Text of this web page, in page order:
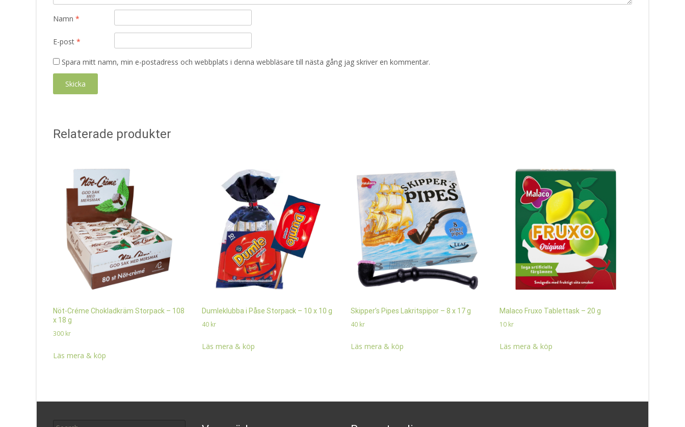
Namn *
E-post *
Spara mitt namn, min e-postadress och webbplats i denna webbläsare till nästa gång jag skriver en kommentar.
Relaterade produkter
Nöt-Créme Chokladkräm Storpack – 108
x 18 g
300 kr
Läs mera & köp
Dumleklubba i Påse Storpack – 10 x 10 g
40 kr
Läs mera & köp
Skipper’s Pipes Lakritspipor – 8 x 17 g
40 kr
Läs mera & köp
Malaco Fruxo Tablettask – 20 g
10 kr
Läs mera & köp